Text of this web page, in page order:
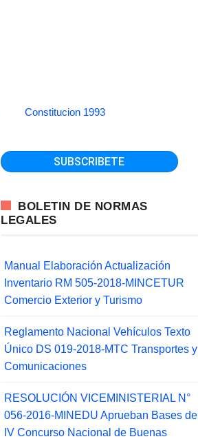
Constitucion 1993
BOLETIN DE NORMAS
LEGALES
Manual Elaboración Actualización
Inventario RM 505-2018-MINCETUR
Comercio Exterior y Turismo
Reglamento Nacional Vehículos Texto
Único DS 019-2018-MTC Transportes y
Comunicaciones
RESOLUCIÓN VICEMINISTERIAL N°
056-2016-MINEDU Aprueban Bases del
IV Concurso Nacional de Buenas